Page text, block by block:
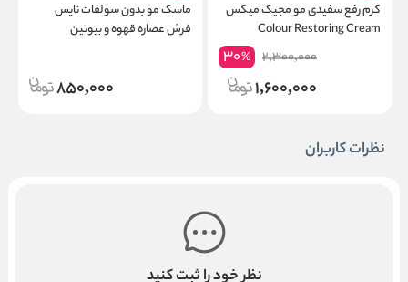
کرم رفع سفیدی مو مجیک میکس
Colour Restoring Cream
2,300,000
30%
1,600,000
ماسک مو بدون سولفات نایس
فرش عصاره قهوه و بیوتین
850,000
نظرات کاربران